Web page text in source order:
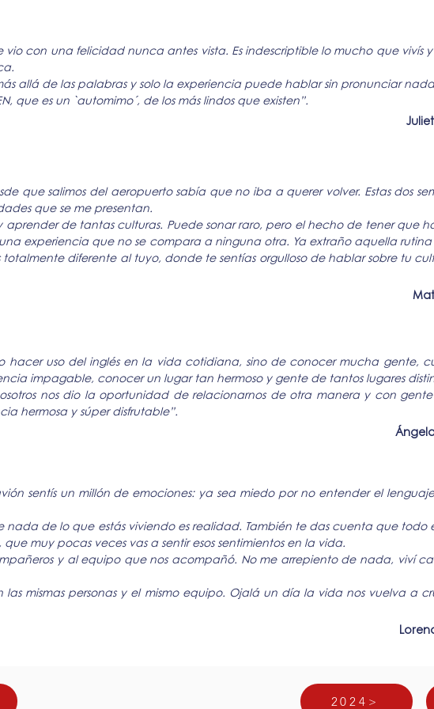
vio con una felicidad nunca antes vista. Es indescriptible lo mucho que vivís
allá de las palabras y solo la experiencia puede hablar sin pronunciar
que es un `automimo´, de los más lindos que existen”.
que salimos del aeropuerto sabía que no iba a querer volver. Estas dos
que se me presentan.
aprender de tantas culturas. Puede sonar raro, pero el hecho de tener que
experiencia que no se compara a ninguna otra. Ya extraño aquella rutina
diferente al tuyo, donde te sentías orgulloso de hablar sobre tu
hacer uso del inglés en la vida cotidiana, sino de conocer mucha gente,
impagable, conocer un lugar tan hermoso y gente de tantos lugares
nos dio la oportunidad de relacionarnos de otra manera y con
hermosa y súper disfrutable”.
sentís un millón de emociones: ya sea miedo por no entender el
nada de lo que estás viviendo es realidad. También te das cuenta que todo
muy pocas veces vas a sentir esos sentimientos en la vida.
y al equipo que nos acompañó. No me arrepiento de nada, viví
las mismas personas y el mismo equipo. Ojalá un día la vida nos vuelva a
2024>